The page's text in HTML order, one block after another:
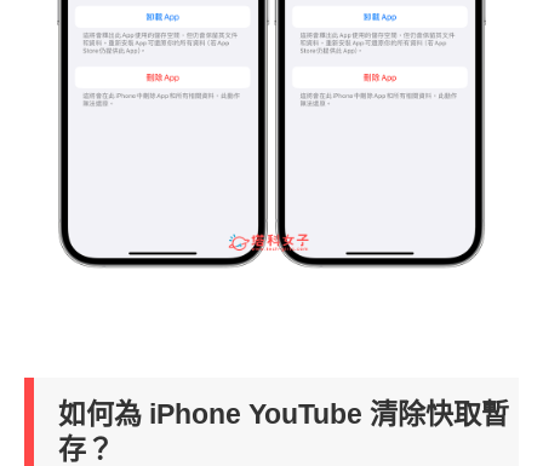
如何為 iPhone YouTube 清除快取暫
存？